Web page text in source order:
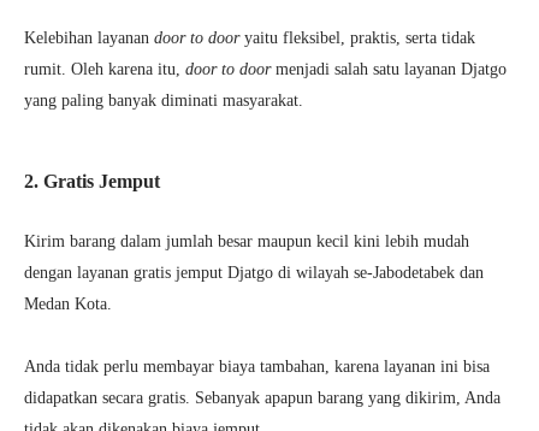
Kelebihan layanan door to dooryaitu fleksibel, praktis, serta tidak
rumit. Oleh karena itu, door to doormenjadi salah satu layanan Djatgo
yang paling banyak diminati masyarakat.
2. Gratis Jemput
Kirim barang dalam jumlah besar maupun kecil kini lebih mudah
dengan layanan gratis jemput Djatgo di wilayah se-Jabodetabek dan
Medan Kota.
Anda tidak perlu membayar biaya tambahan, karena layanan ini bisa
didapatkan secara gratis. Sebanyak apapun barang yang dikirim, Anda